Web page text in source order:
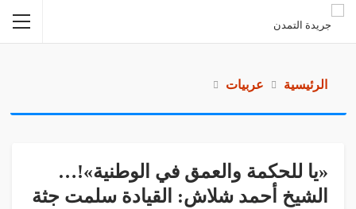
الرئيسية عربيات
«يا للحكمة والعمق في الوطنية»!…
الشيخ أحمد شلاش: القيادة سلمت جثة